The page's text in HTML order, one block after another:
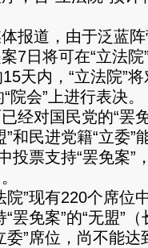
道，由于泛蓝阵
7日将可在“立法
天内，“立法院”
院会”上进行表决。
对国民党的“罢
”和民进党籍“立委
投票支持“罢免案
”现有220个席位
“罢免案”的“无盟”
委”席位，尚不能达